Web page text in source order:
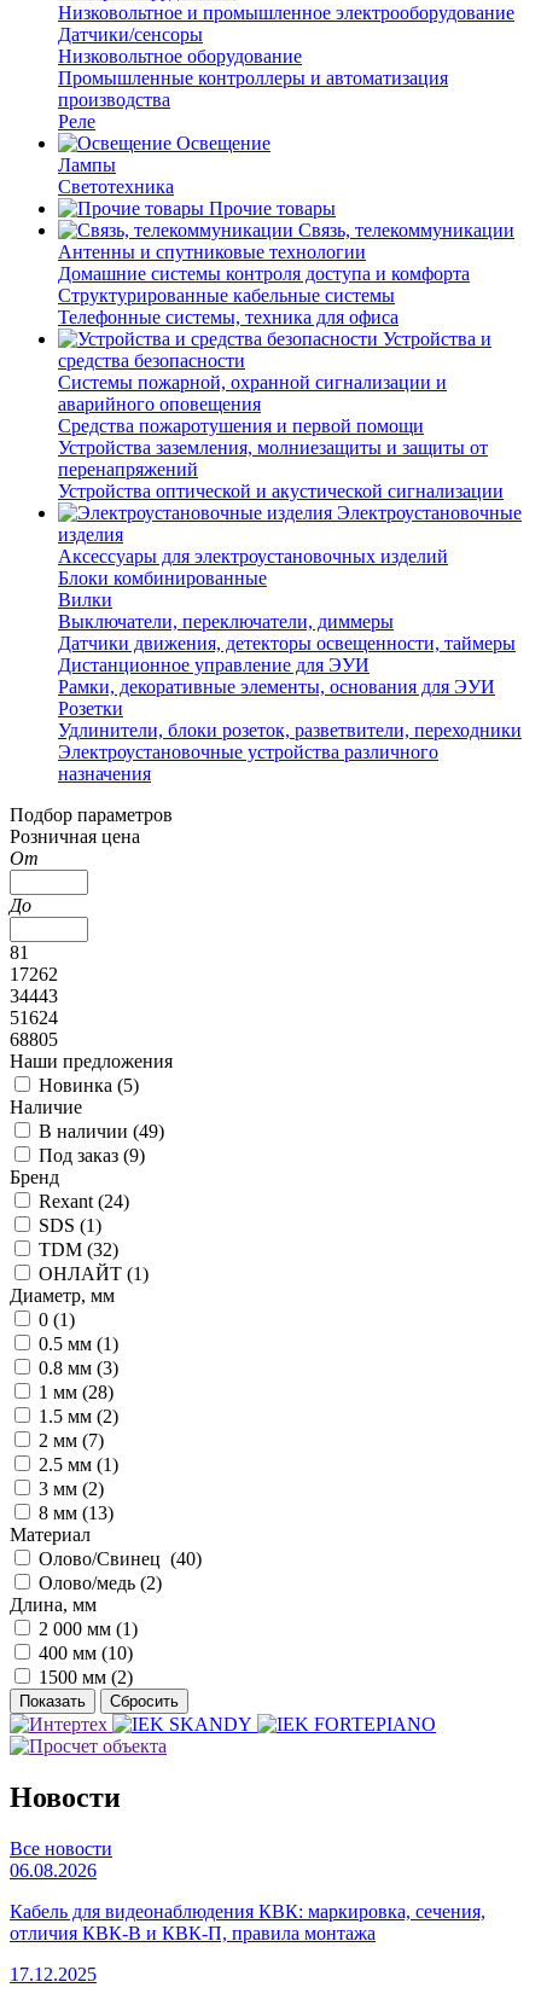
Низковольтное и промышленное электрооборудование
Датчики/сенсоры
Низковольтное оборудование
Промышленные контроллеры и автоматизация
производства
Реле
Освещение
Лампы
Светотехника
Прочие товары
Связь, телекоммуникации
Антенны и спутниковые технологии
Домашние системы контроля доступа и комфорта
Структурированные кабельные системы
Телефонные системы, техника для офиса
Устройства и
средства безопасности
Системы пожарной, охранной сигнализации и
аварийного оповещения
Средства пожаротушения и первой помощи
Устройства заземления, молниезащиты и защиты от
перенапряжений
Устройства оптической и акустической сигнализации
Электроустановочные
изделия
Аксессуары для электроустановочных изделий
Блоки комбинированные
Вилки
Выключатели, переключатели, диммеры
Датчики движения, детекторы освещенности, таймеры
Дистанционное управление для ЭУИ
Рамки, декоративные элементы, основания для ЭУИ
Розетки
Удлинители, блоки розеток, разветвители, переходники
Электроустановочные устройства различного
назначения
Подбор параметров
Розничная цена
От
До
81
17262
34443
51624
68805
Наши предложения
Новинка (5)
Наличие
В наличии (49)
Под заказ (9)
Бренд
Rexant (24)
SDS (1)
TDM (32)
ОНЛАЙТ (1)
Диаметр, мм
0 (1)
0.5 мм (1)
0.8 мм (3)
1 мм (28)
1.5 мм (2)
2 мм (7)
2.5 мм (1)
3 мм (2)
8 мм (13)
Материал
Олово/Свинец (40)
Олово/медь (2)
Длина, мм
2 000 мм (1)
400 мм (10)
1500 мм (2)
Новости
Все новости
06.08.2026
Кабель для видеонаблюдения КВК: маркировка, сечения,
отличия КВК-В и КВК-П, правила монтажа
17.12.2025